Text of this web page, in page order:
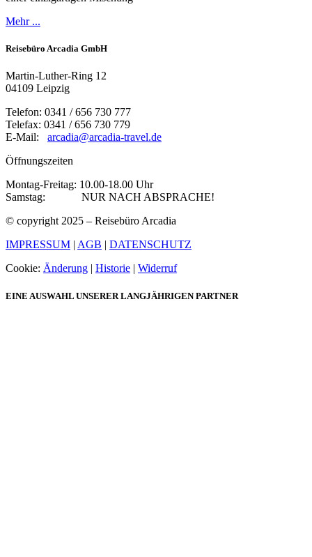
Mehr ...
Reisebüro Arcadia GmbH
Martin-Luther-Ring 12
04109 Leipzig
Telefon: 0341 / 656 730 777
Telefax: 0341 / 656 730 779
E-Mail: arcadia@arcadia-travel.de
Öffnungszeiten
Montag-Freitag: 10.00-18.00 Uhr
Samstag: NUR NACH ABSPRACHE!
© copyright 2025 – Reisebüro Arcadia
IMPRESSUM AGB
DATENSCHUTZ
Cookie: Änderung Historie Widerruf
EINE AUSWAHL UNSERER LANGJÄHRIGEN PARTNER